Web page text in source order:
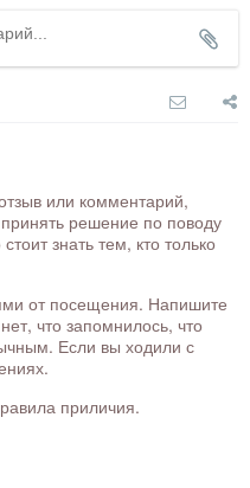
или комментарий,
решение по поводу
знать тем, кто только
от посещения. Напишите
что запомнилось, что
Если вы ходили с
приличия.